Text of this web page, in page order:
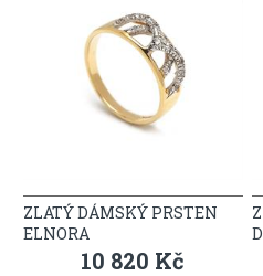
ZLATÝ DÁMSKÝ PRSTEN
ELNORA
10 820 Kč